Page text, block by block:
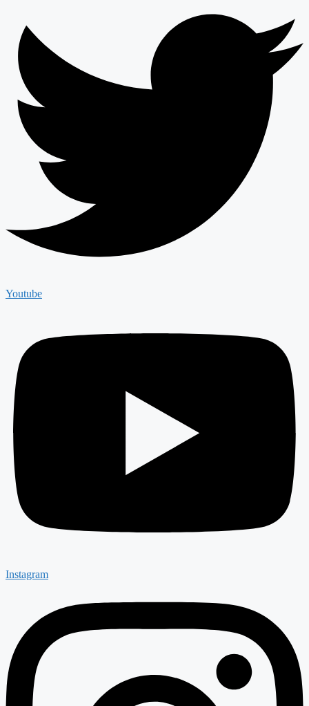
Youtube
Instagram